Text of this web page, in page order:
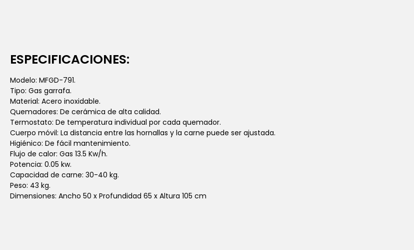
ESPECIFICACIONES:
Modelo: MFGD-791.
Tipo: Gas garrafa.
Material: Acero inoxidable.
Quemadores: De cerámica de alta calidad.
Termostato: De temperatura individual por cada quemador.
Cuerpo móvil: La distancia entre las hornallas y la carne puede ser ajustada.
Higiénico: De fácil mantenimiento.
Flujo de calor: Gas 13.5 Kw/h.
Potencia: 0.05 kw.
Capacidad de carne: 30-40 kg.
Peso: 43 kg.
Dimensiones: Ancho 50 x Profundidad 65 x Altura 105 cm